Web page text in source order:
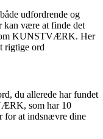
udfordrende og
kan være at finde det
KUNSTVÆRK. Her
rigtige ord
du allerede har fundet
som har 10
for at indsnævre dine